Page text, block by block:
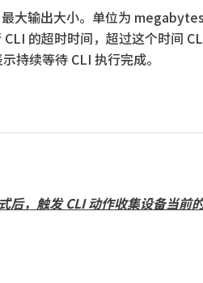
最大输出大小。单位为
CLI 的超时时间，超过这个时间
持续等待 CLI 执行完成。
，触发 CLI 动作收集设备当前